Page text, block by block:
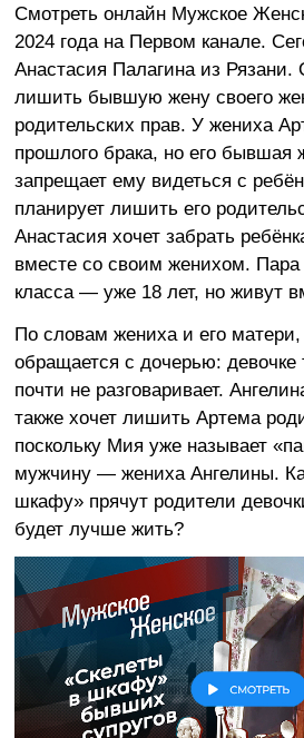
Смотреть онлайн Мужское
2024 года на Первом канале.
Анастасия Палагина из Рязани.
лишить бывшую жену своего
родительских прав. У жениха
прошлого брака, но его бывшая
запрещает ему видеться с
планирует лишить его
Анастасия хочет забрать
вместе со своим женихом. Пара
класса — уже 18 лет, но живут
По словам жениха и его матери,
обращается с дочерью: девочке
почти не разговаривает.
также хочет лишить Артема
поскольку Мия уже называет
мужчину — жениха Ангелины.
шкафу» прячут родители
будет лучше жить?